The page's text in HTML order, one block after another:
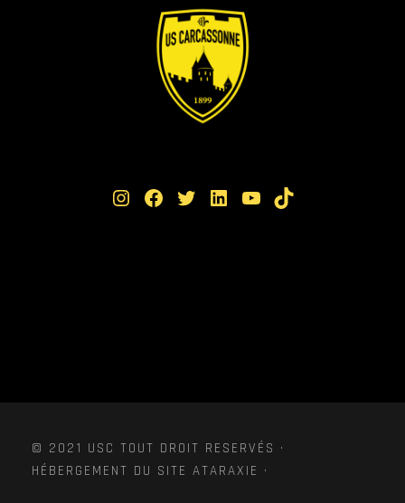
Instagram Facebook Twitter LinkedIn YouTube TikTok
© 2021 USC TOUT DROIT RESERVÉS ·
HÉBERGEMENT DU SITE ATARAXIE ·